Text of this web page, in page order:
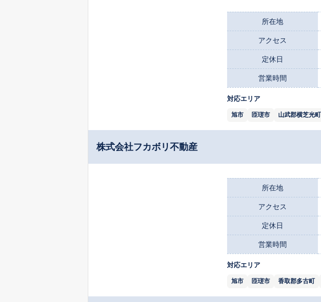
所在地
アクセス
定休日
営業時間
対応エリア
旭市 匝瑳市 山武郡横芝光町
株式会社フカボリ不動産
所在地
アクセス
定休日
営業時間
対応エリア
旭市 匝瑳市 香取郡多古町